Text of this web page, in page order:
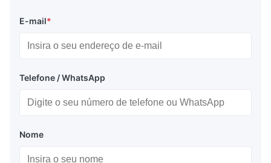
E-mail*
Telefone / WhatsApp
Nome